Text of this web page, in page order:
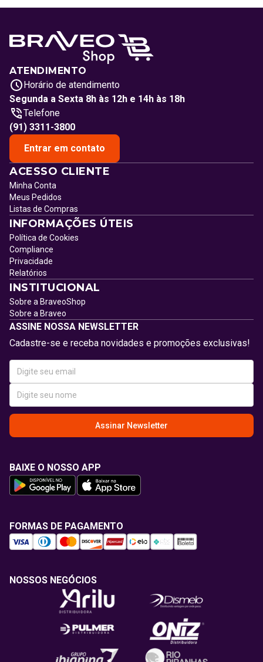
ATENDIMENTO
Horário de atendimento
Segunda a Sexta 8h às 12h e 14h às 18h
Telefone
(91) 3311-3800
Entrar em contato
ACESSO CLIENTE
Minha Conta
Meus Pedidos
Listas de Compras
INFORMAÇÕES ÚTEIS
Política de Cookies
Compliance
Privacidade
Relatórios
INSTITUCIONAL
Sobre a BraveoShop
Sobre a Braveo
ASSINE NOSSA NEWSLETTER
Cadastre-se e receba novidades e promoções exclusivas!
Assinar Newsletter
BAIXE O NOSSO APP
FORMAS DE PAGAMENTO
NOSSOS NEGÓCIOS